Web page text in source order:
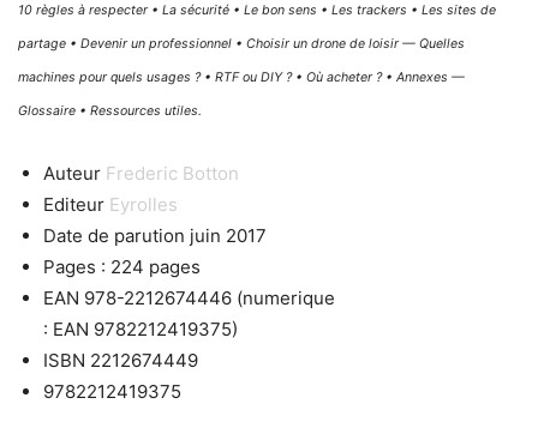
10 règles à respecter • La sécurité • Le bon sens • Les trackers • Les sites de
partage • Devenir un professionnel • Choisir un drone de loisir — Quelles
machines pour quels usages ? • RTF ou DIY ? • Où acheter ? • Annexes —
Glossaire • Ressources utiles.
Auteur Frederic Botton
Editeur Eyrolles
Date de parution juin 2017
Pages : 224 pages
EAN 978-2212674446 (numerique
: EAN 9782212419375)
ISBN 2212674449
9782212419375